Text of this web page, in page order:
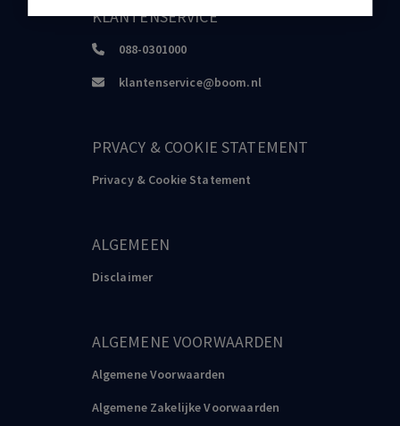
KLANTENSERVICE
088-0301000
klantenservice@boom.nl
PRVACY & COOKIE STATEMENT
Privacy & Cookie Statement
ALGEMEEN
Disclaimer
ALGEMENE VOORWAARDEN
Algemene Voorwaarden
Algemene Zakelijke Voorwaarden